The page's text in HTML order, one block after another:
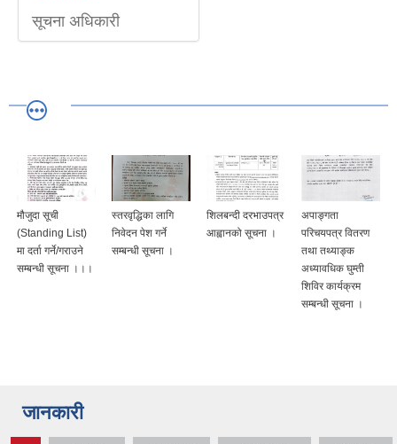
सूचना अधिकारी
मौजुदा सूची
(Standing List)
मा दर्ता गर्ने/गराउने
सम्बन्धी सूचना ।।।
स्तरवृद्धिका लागि
निवेदन पेश गर्ने
सम्बन्धी सूचना ।
शिलबन्दी दरभाउपत्र
आह्वानको सूचना ।
अपाङ्गता
परिचयपत्र वितरण
तथा तथ्याङ्क
अध्यावधिक घुम्ती
शिविर कार्यक्रम
सम्बन्धी सूचना ।
जानकारी